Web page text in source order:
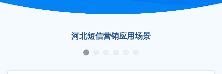
河北短信营销应用场景